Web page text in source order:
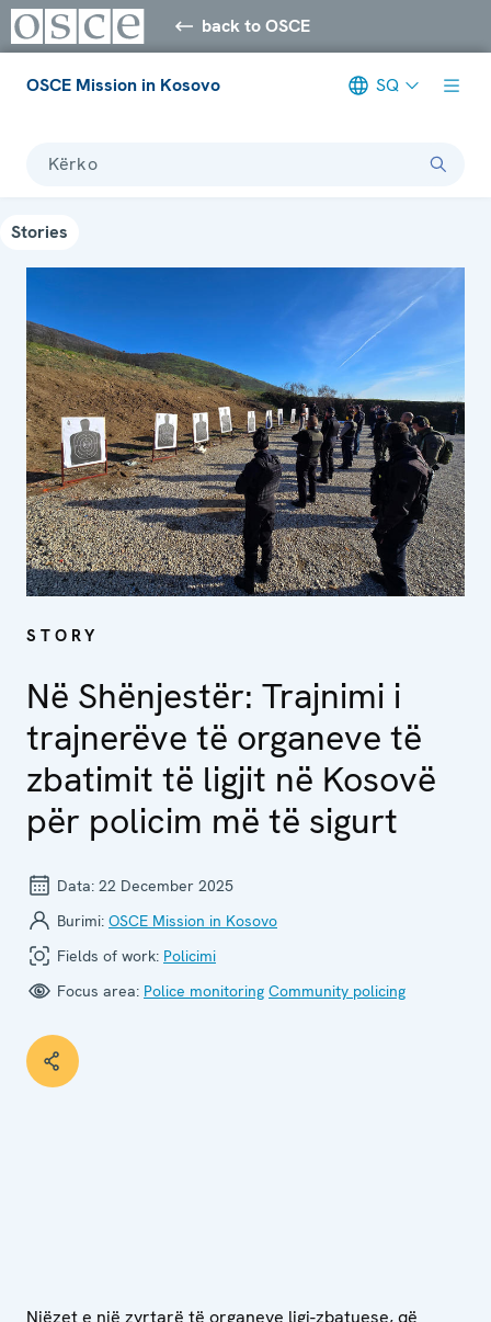
back to OSCE
OSCE Mission in Kosovo SQ
Kërko
Stories
STORY
Në Shënjestër: Trajnimi i
trajnerëve të organeve të
zbatimit të ligjit në Kosovë
për policim më të sigurt
Data: 22 December 2025
Burimi: OSCE Mission in Kosovo
Fields of work: Policimi
Focus area: Police monitoring Community policing
Njëzet e një zyrtarë të organeve ligj-zbatuese, që